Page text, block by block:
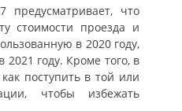
что
стоимости проезда и
в 2020 году,
2021 году. Кроме того, в
поступить в той или
чтобы избежать